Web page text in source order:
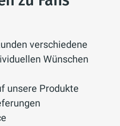
verschiedene
Wünschen
unsere Produkte